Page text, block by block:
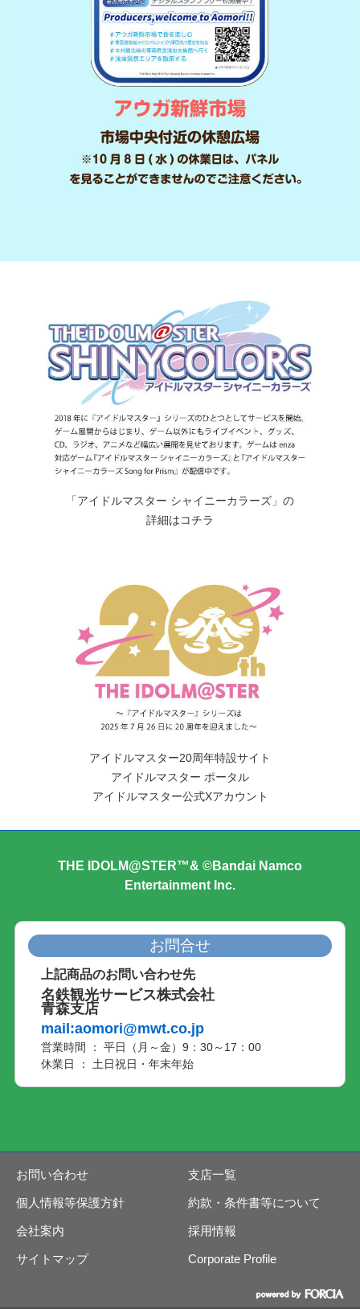
「アイドルマスター シャイニーカラーズ」の
詳細はコチラ
アイドルマスター20周年特設サイト
アイドルマスター ポータル
アイドルマスター公式Xアカウント
THE IDOLM@STER™& ©Bandai Namco
Entertainment Inc.
お問合せ
上記商品のお問い合わせ先
名鉄観光サービス株式会社
青森支店
mail:aomori@mwt.co.jp
営業時間 ： 平日（月～金）9：30～17：00
休業日 ： 土日祝日・年末年始
お問い合わせ 支店一覧
個人情報等保護方針 約款・条件書等について
会社案内 採用情報
サイトマップ Corporate Profile